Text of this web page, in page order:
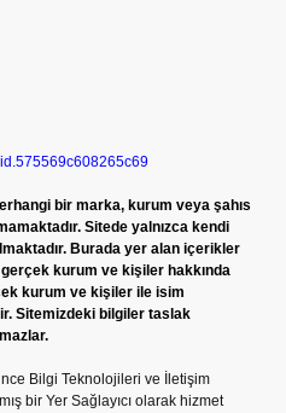
bir marka, kurum veya şahıs
Sitede yalnızca kendi
Burada yer alan içerikler
kurum ve kişiler hakkında
kurum ve kişiler ile isim
Sitemizdeki bilgiler taslak
Bilgi Teknolojileri ve İletişim
bir Yer Sağlayıcı olarak hizmet